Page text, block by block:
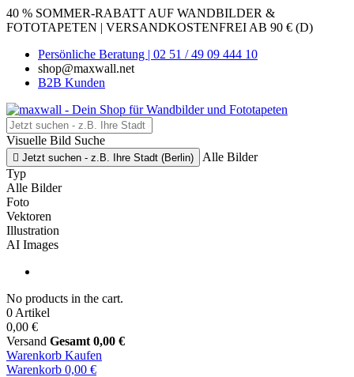
40 % SOMMER-RABATT AUF WANDBILDER &
FOTOTAPETEN | VERSANDKOSTENFREI AB 90 € (D)
Persönliche Beratung | 02 51 / 49 09 444 10
shop@maxwall.net
B2B Kunden
Visuelle Bild Suche
 Jetzt suchen - z.B. Ihre Stadt (Berlin)
Alle Bilder
Typ
Alle Bilder
Foto
Vektoren
Illustration
AI Images
No products in the cart.
0 Artikel
0,00 €
Versand Gesamt 0,00 €
Warenkorb Kaufen
Warenkorb 0,00 €